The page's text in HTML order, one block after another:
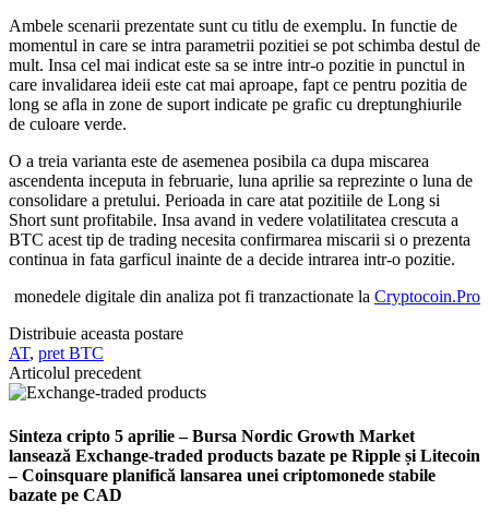
Ambele scenarii prezentate sunt cu titlu de exemplu. In functie de
momentul in care se intra parametrii pozitiei se pot schimba destul de
mult. Insa cel mai indicat este sa se intre intr-o pozitie in punctul in
care invalidarea ideii este cat mai aproape, fapt ce pentru pozitia de
long se afla in zone de suport indicate pe grafic cu dreptunghiurile
de culoare verde.
O a treia varianta este de asemenea posibila ca dupa miscarea
ascendenta inceputa in februarie, luna aprilie sa reprezinte o luna de
consolidare a pretului. Perioada in care atat pozitiile de Long si
Short sunt profitabile. Insa avand in vedere volatilitatea crescuta a
BTC acest tip de trading necesita confirmarea miscarii si o prezenta
continua in fata garficul inainte de a decide intrarea intr-o pozitie.
monedele digitale din analiza pot fi tranzactionate la Cryptocoin.Pro
Distribuie aceasta postare
AT, pret BTC
Articolul precedent
Sinteza cripto 5 aprilie – Bursa Nordic Growth Market
lansează Exchange-traded products bazate pe Ripple și Litecoin
– Coinsquare planifică lansarea unei criptomonede stabile
bazate pe CAD